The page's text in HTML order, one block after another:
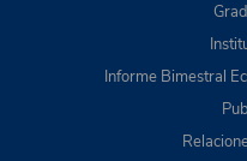
Informe Bimestral